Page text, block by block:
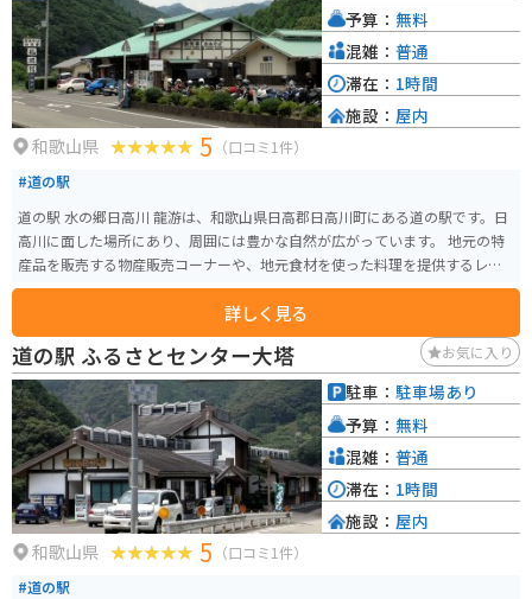
和歌山県 5 （口コミ1件）
#道の駅
道の駅 水の郷日高川 龍游は、和歌山県日高郡日高川町にある道の駅です。日
高川に面した場所にあり、周囲には豊かな自然が広がっています。 地元の特
産品を販売する物産販売コーナーや、地元食材を使った料理を提供するレス
トランがあります。特に、日高川で獲れた鮎を使った料理が人気です。鮎の塩
焼きや甘露煮など、様々な鮎料理を楽しむことができます。 また、道の駅に
隣接して、温泉施設「龍神温泉 湯ノ花」があります。泉質はナトリウム-炭酸
水素塩泉で、神経痛や筋肉痛、関節痛などに効果があるとされています。ツ
ーリングで疲れた体を癒すのに最適です。 バイクで訪れる際は、道の駅の駐
車場にバイク専用の駐車スペースがあります。道の駅の周辺は、日高川の清
流沿いを走る快適なツーリングコースとなっています。道の駅から少し足を
延ばせば、世界遺産に登録されている「熊野古道」の一部である「小辺路」
の入り口にも行くことができます。
詳しく見る
予算： 無料
混雑： 普通
滞在： 1時間
施設： 屋内
道の駅 ふるさとセンター大塔 お気に入り
和歌山県 5 （口コミ1件）
#道の駅
駐車： 駐車場あり
予算： 無料
混雑： 普通
滞在： 1時間
施設： 屋内